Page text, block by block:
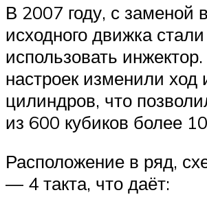
В 2007 году, с заменой
исходного движка стали
использовать
настроек изменили ход
цилиндров, что
из 600 кубиков более
Расположение в ряд,
— 4 такта, что даёт: